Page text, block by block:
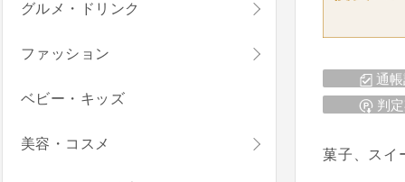
通
判
菓子、スイ
グルメ・ドリンク
ファッション
ベビー・キッズ
美容・コスメ